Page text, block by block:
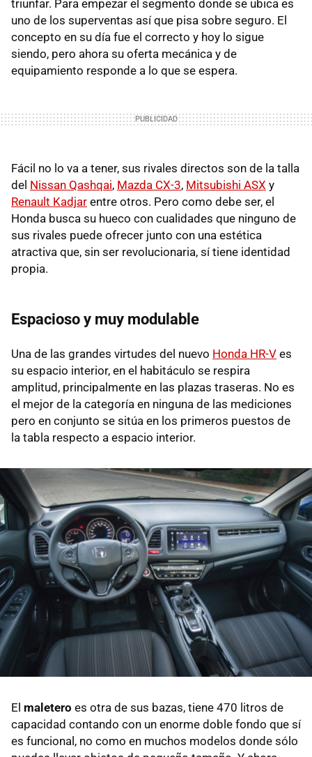
triunfar. Para empezar el segmento donde se ubica es
uno de los superventas así que pisa sobre seguro. El
concepto en su día fue el correcto y hoy lo sigue
siendo, pero ahora su oferta mecánica y de
equipamiento responde a lo que se espera.
Fácil no lo va a tener, sus rivales directos son de la talla
del Nissan Qashqai, Mazda CX-3, Mitsubishi ASX y
Renault Kadjar entre otros. Pero como debe ser, el
Honda busca su hueco con cualidades que ninguno de
sus rivales puede ofrecer junto con una estética
atractiva que, sin ser revolucionaria, sí tiene identidad
propia.
Espacioso y muy modulable
Una de las grandes virtudes del nuevo Honda HR-V es
su espacio interior, en el habitáculo se respira
amplitud, principalmente en las plazas traseras. No es
el mejor de la categoría en ninguna de las mediciones
pero en conjunto se sitúa en los primeros puestos de
la tabla respecto a espacio interior.
El maletero es otra de sus bazas, tiene 470 litros de
capacidad contando con un enorme doble fondo que sí
es funcional, no como en muchos modelos donde sólo